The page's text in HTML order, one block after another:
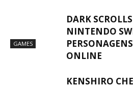
GAMES
DARK
NINTENDO
ONLINE
KENSHIRO